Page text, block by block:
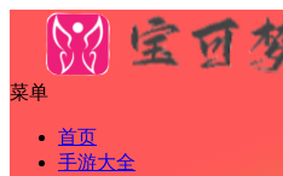
菜单
首页
手游大全